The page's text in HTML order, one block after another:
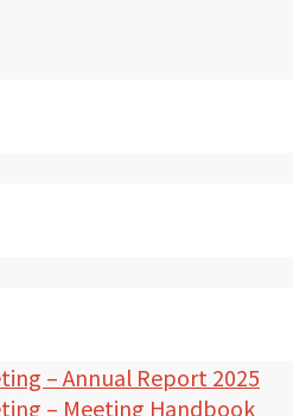
– Annual Report 2025
– Meeting Handbook